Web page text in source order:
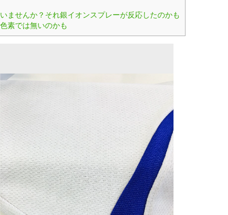
ませんか？それ銀イオンスプレーが反応したのかも
素では無いのかも